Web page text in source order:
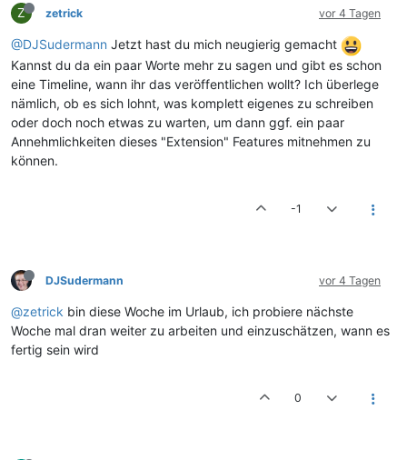
Z zetrick vor 4 Tagen
@DJSudermann Jetzt hast du mich neugierig gemacht
Kannst du da ein paar Worte mehr zu sagen und gibt es schon
eine Timeline, wann ihr das veröffentlichen wollt? Ich überlege
nämlich, ob es sich lohnt, was komplett eigenes zu schreiben
oder doch noch etwas zu warten, um dann ggf. ein paar
Annehmlichkeiten dieses "Extension" Features mitnehmen zu
können.
-1
DJSudermann vor 4 Tagen
@zetrick bin diese Woche im Urlaub, ich probiere nächste
Woche mal dran weiter zu arbeiten und einzuschätzen, wann es
fertig sein wird
0